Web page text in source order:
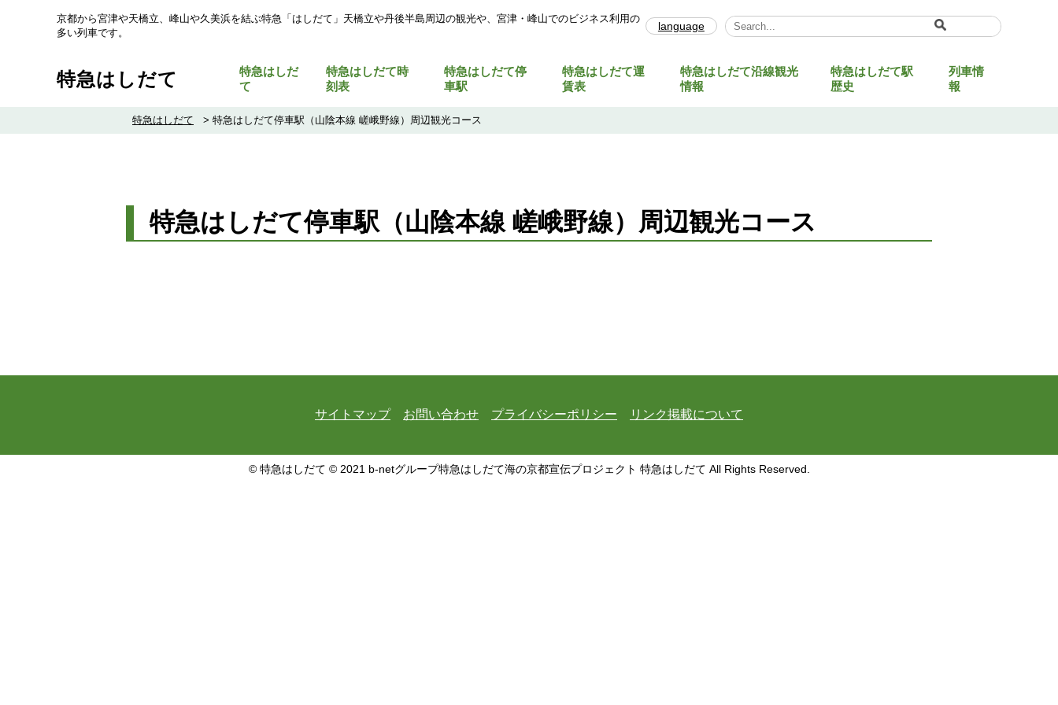
京都から宮津や天橋立、峰山や久美浜を結ぶ特急「はしだて」天橋立や丹後半島周辺の観光や、宮津・峰山でのビジネス利用の
多い列車です。
language
特急はしだて
特急はしだ
て
特急はしだて時
刻表
特急はしだて停
車駅
特急はしだて運
賃表
特急はしだて沿線観光
情報
特急はしだて駅
歴史
列車情
報
特急はしだて > 特急はしだて停車駅（山陰本線 嵯峨野線）周辺観光コース
特急はしだて停車駅（山陰本線 嵯峨野線）周辺観光コース
サイトマップ お問い合わせ プライバシーポリシー リンク掲載について
© 特急はしだて © 2021 b-netグループ特急はしだて海の京都宣伝プロジェクト 特急はしだて All Rights Reserved.